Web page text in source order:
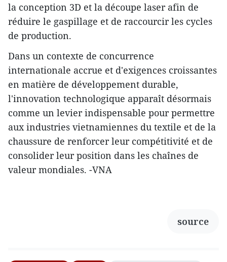
la conception 3D et la découpe laser afin de
réduire le gaspillage et de raccourcir les cycles
de production.
Dans un contexte de concurrence
internationale accrue et d'exigences croissantes
en matière de développement durable,
l'innovation technologique apparaît désormais
comme un levier indispensable pour permettre
aux industries vietnamiennes du textile et de la
chaussure de renforcer leur compétitivité et de
consolider leur position dans les chaînes de
valeur mondiales. -VNA
source